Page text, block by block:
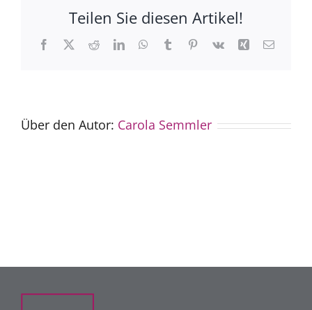
Teilen Sie diesen Artikel!
Facebook
X RedditLinkedInWhatsApp
TumblrPinterest
Vk Xing E-
Über den Autor: Carola Semmler